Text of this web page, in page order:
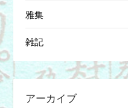
雅集
雑記
アーカイブ